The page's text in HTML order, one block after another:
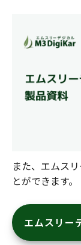
また、エムス
とができます。
エムスリー